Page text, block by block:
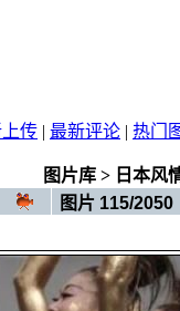
传 | 最新评论 | 热门
图片库> 日本风
图片 115/2050